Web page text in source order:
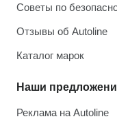
Советы по
Отзывы об Autoline
Каталог марок
Наши
Реклама на Autoline